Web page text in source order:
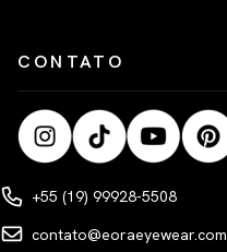
CONTATO
+55 (19) 99928-5508
contato@eoraeyewear.com